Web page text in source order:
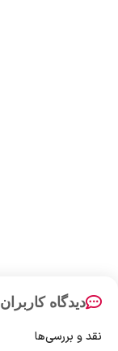
دیدگاه کاربران
نقد و بررسی‌ها